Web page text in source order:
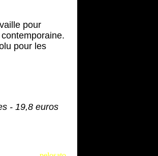
pour
pour les
- 19,8 euros